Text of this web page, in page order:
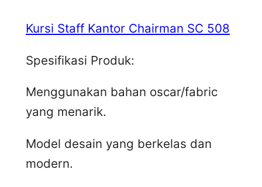
Kursi Staff Kantor Chairman SC 508
Spesifikasi Produk:
Menggunakan bahan oscar/fabric
yang menarik.
Model desain yang berkelas dan
modern.